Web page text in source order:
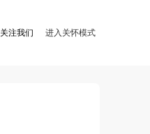
关注我们 进入关怀模式